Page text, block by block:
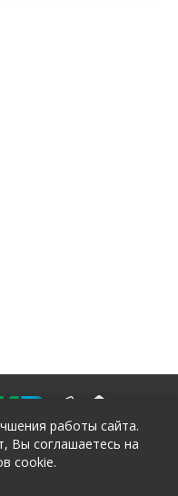
работы сайта.
Вы соглашаетесь на
cookie.